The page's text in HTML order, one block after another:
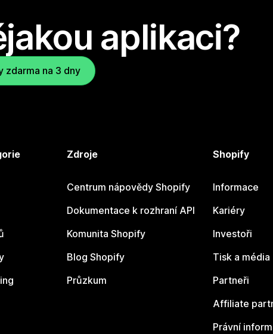
aplikaci?
zdarma na 3 dny
Zdroje
Centrum nápovědy Shopify
Dokumentace k rozhraní API
Komunita Shopify
Blog Shopify
Průzkum
Shopify
Informace
Kariéry
Investoři
Tisk a média
Partneři
Affiliate
Právní